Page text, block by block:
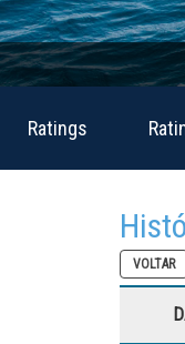
Ratings
VOLTAR